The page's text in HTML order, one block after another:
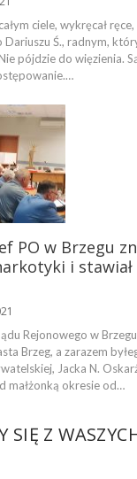
ciele, wykręcał
Ś., radnym,
pójdzie do więzienia.
PO w Brzegu
i
Rejonowego w
Brzeg, a zarazem
Jacka N.
małżonką okresie od…
SIĘ Z